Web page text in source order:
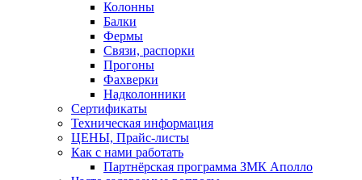
Колонны
Балки
Фермы
Связи, распорки
Прогоны
Фахверки
Надколонники
Сертификаты
Техническая информация
ЦЕНЫ, Прайс-листы
Как с нами работать
Партнёрская программа ЗМК Аполло